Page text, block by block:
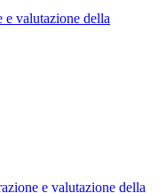
e valutazione della
e valutazione della